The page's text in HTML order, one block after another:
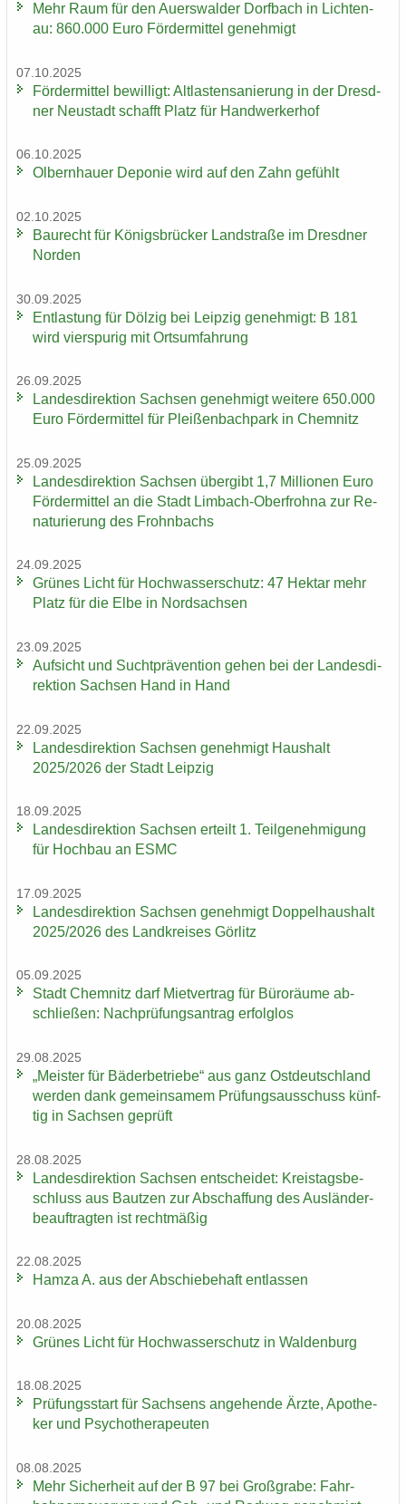
Mehr Raum für den Au­ers­wal­der Dorf­bach in Lich­ten­
au: 860.000 Euro För­der­mit­tel ge­neh­migt
07.10.2025
För­der­mit­tel be­wil­ligt: Alt­las­ten­sa­nie­rung in der Dresd­
ner Neu­stadt schafft Platz für Hand­wer­ker­hof
06.10.2025
Ol­bern­hau­er De­po­nie wird auf den Zahn ge­fühlt
02.10.2025
Bau­recht für Kö­nigs­brü­cker Land­stra­ße im Dresd­ner
Nor­den
30.09.2025
Ent­las­tung für Döl­zig bei Leip­zig ge­neh­migt: B 181
wird vier­spu­rig mit Orts­um­fah­rung
26.09.2025
Lan­des­di­rek­ti­on Sach­sen ge­neh­migt wei­te­re 650.000
Euro För­der­mit­tel für Plei­ßen­bach­park in Chem­nitz
25.09.2025
Lan­des­di­rek­ti­on Sach­sen über­gibt 1,7 Mil­lio­nen Euro
För­der­mit­tel an die Stadt Limbach-​Oberfrohna zur Re­
na­tu­rie­rung des Frohn­bachs
24.09.2025
Grü­nes Licht für Hoch­was­ser­schutz: 47 Hekt­ar mehr
Platz für die Elbe in Nord­sach­sen
23.09.2025
Auf­sicht und Sucht­prä­ven­ti­on gehen bei der Lan­des­di­
rek­ti­on Sach­sen Hand in Hand
22.09.2025
Lan­des­di­rek­ti­on Sach­sen ge­neh­migt Haus­halt
2025/2026 der Stadt Leip­zig
18.09.2025
Lan­des­di­rek­ti­on Sach­sen er­teilt 1. Teil­ge­neh­mi­gung
für Hoch­bau an ESMC
17.09.2025
Lan­des­di­rek­ti­on Sach­sen ge­neh­migt Dop­pel­haus­halt
2025/2026 des Land­krei­ses Gör­litz
05.09.2025
Stadt Chem­nitz darf Miet­ver­trag für Bü­ro­räu­me ab­
schlie­ßen: Nach­prü­fungs­an­trag er­folg­los
29.08.2025
„Meis­ter für Bä­der­be­trie­be“ aus ganz Ost­deutsch­land
wer­den dank ge­mein­sa­mem Prü­fungs­aus­schuss künf­
tig in Sach­sen ge­prüft
28.08.2025
Lan­des­di­rek­ti­on Sach­sen ent­schei­det: Kreis­tags­be­
schluss aus Baut­zen zur Ab­schaf­fung des Aus­län­der­
be­auf­trag­ten ist recht­mä­ßig
22.08.2025
Hamza A. aus der Ab­schie­be­haft ent­las­sen
20.08.2025
Grü­nes Licht für Hoch­was­ser­schutz in Wal­den­burg
18.08.2025
Prü­fungs­start für Sach­sens an­ge­hen­de Ärzte, Apo­the­
ker und Psy­cho­the­ra­peu­ten
08.08.2025
Mehr Si­cher­heit auf der B 97 bei Groß­gra­be: Fahr­